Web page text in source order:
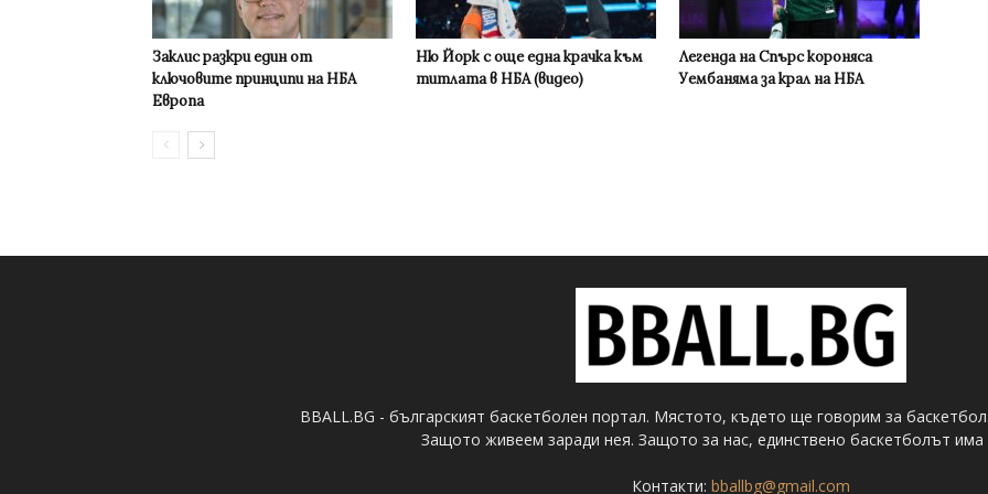
Заклис разкри един от
ключовите принципи на НБА
Европа
Ню Йорк с още една крачка към
титлата в НБА (видео)
Легенда на Спърс короняса
Уембаняма за крал на НБА
BBALL.BG - българският баскетболен портал. Мястото, където ще говорим за
Защото живеем заради нея. Защото за нас, единствено баскетболът има
Контакти: bballbg@gmail.com